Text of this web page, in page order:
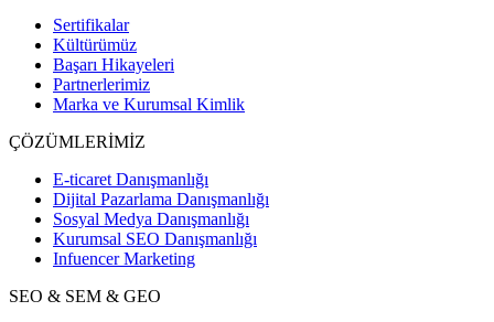
Sertifikalar
Kültürümüz
Başarı Hikayeleri
Partnerlerimiz
Marka ve Kurumsal Kimlik
ÇÖZÜMLERİMİZ
E-ticaret Danışmanlığı
Dijital Pazarlama Danışmanlığı
Sosyal Medya Danışmanlığı
Kurumsal SEO Danışmanlığı
Infuencer Marketing
SEO & SEM & GEO